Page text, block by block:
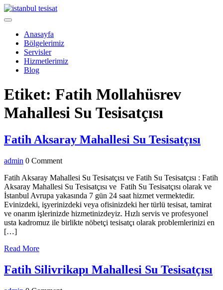
Skip
to
Open
Anasayfa
Bölgelerimiz
Servisler
Hizmetlerimiz
Blog
Menu
Etiket: Fatih Mollahüsrev
Mahallesi Su Tesisatçısı
Fatih Aksaray Mahallesi Su Tesisatçısı
Su
admin admin
0 Comment
Fatih Aksaray Mahallesi Su Tesisatçısı ve Fatih Su Tesisatçısı : Fatih
Aksaray Mahallesi Su Tesisatçısı ve Fatih Su Tesisatçısı olarak ve
İstanbul Avrupa yakasında 7 gün 24 saat hizmet vermektedir.
Evinizdeki, işyerinizdeki veya ofisinizdeki her türlü tesisat, tamirat
ve onarım işlerinizde hizmetinizdeyiz. Hızlı servis ve profesyonel
usta kadromuz ile birlikte nöbetçi tesisatçı olarak problemlerinizi en
[…]
Read MoreRead
Fatih Silivrikapı Mahallesi Su Tesisatçısı